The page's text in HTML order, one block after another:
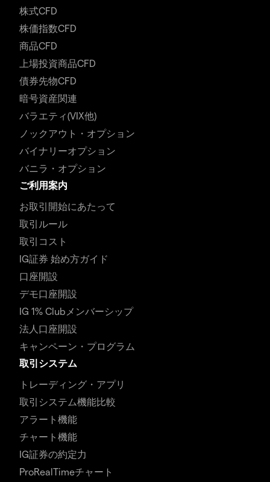
株式CFD
株価指数CFD
商品CFD
上場投資商品CFD
債券先物CFD
暗号資産関連
バラエティ(VIX他)
ノックアウト・オプション
バイナリーオプション
バニラ・オプション
ご利用案内
お取引開始にあたって
取引ルール
取引コスト
IG証券 始め方ガイド
口座開設
デモ口座開設
IG 1% Clubメンバーシップ
法人口座開設
キャンペーン・プログラム
取引システム
トレーディング・アプリ
取引システム機能比較
アラート機能
チャート機能
IG証券の約定力
ProRealTimeチャート